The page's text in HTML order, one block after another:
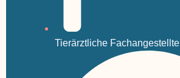
Tierärztliche Fachangestellte